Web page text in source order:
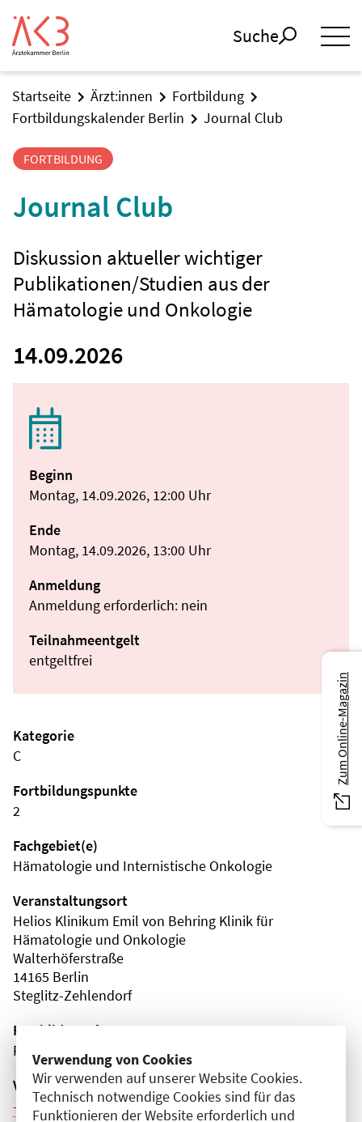
Verwendung von Cookies
Wir verwenden auf unserer Website Cookies.
Technisch notwendige Cookies sind für das
Funktionieren der Website erforderlich und
Suche
Startseite Ärzt:innen
Fortbildung
Fortbildungskalender Berlin
Journal Club
FORTBILDUNG
Journal Club
Diskussion aktueller wichtiger
Publikationen/Studien aus der
Hämatologie und Onkologie
14.09.2026
Beginn
Montag, 14.09.2026, 12:00 Uhr
Ende
Montag, 14.09.2026, 13:00 Uhr
Anmeldung
Anmeldung erforderlich: nein
Teilnahmeentgelt
entgeltfrei
Kategorie
C
Fortbildungspunkte
2
Fachgebiet(e)
Hämatologie und Internistische Onkologie
Veranstaltungsort
Helios Klinikum Emil von Behring Klinik für
Hämatologie und Onkologie
Walterhöferstraße
14165 Berlin
Steglitz-Zehlendorf
Fortbildungsformat
Präsenz
Veranstaltungsreihe
Weitere Veranstaltungen dieser Reihe (6)
Zum Online-Magazin